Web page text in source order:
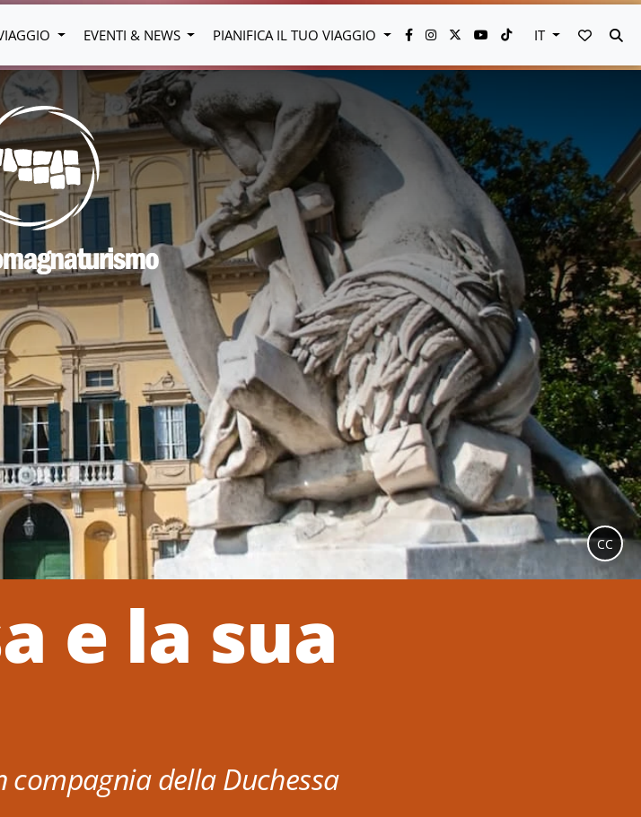
EVENTI & NEWS PIANIFICA IL TUO VIAGGIO IT VAI AI
e la sua
della Duchessa
CC